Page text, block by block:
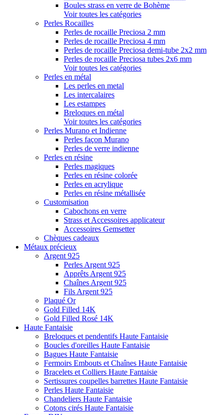
Boules strass en verre de Bohème
Voir toutes les catégories
Perles Rocailles
Perles de rocaille Preciosa 2 mm
Perles de rocaille Preciosa 4 mm
Perles de rocaille Preciosa demi-tube 2x2 mm
Perles de rocaille Preciosa tubes 2x6 mm
Voir toutes les catégories
Perles en métal
Les perles en metal
Les intercalaires
Les estampes
Breloques en métal
Voir toutes les catégories
Perles Murano et Indienne
Perles façon Murano
Perles de verre indienne
Perles en résine
Perles magiques
Perles en résine colorée
Perles en acrylique
Perles en résine métallisée
Customisation
Cabochons en verre
Strass et Accessoires applicateur
Accessoires Gemsetter
Chèques cadeaux
Métaux précieux
Argent 925
Perles Argent 925
Apprêts Argent 925
Chaînes Argent 925
Fils Argent 925
Plaqué Or
Gold Filled 14K
Gold Filled Rosé 14K
Haute Fantaisie
Breloques et pendentifs Haute Fantaisie
Boucles d'oreilles Haute Fantaisie
Bagues Haute Fantaisie
Fermoirs Embouts et Chaînes Haute Fantaisie
Bracelets et Colliers Haute Fantaisie
Sertissures coupelles barrettes Haute Fantaisie
Perles Haute Fantaisie
Chandeliers Haute Fantaisie
Cotons cirés Haute Fantaisie